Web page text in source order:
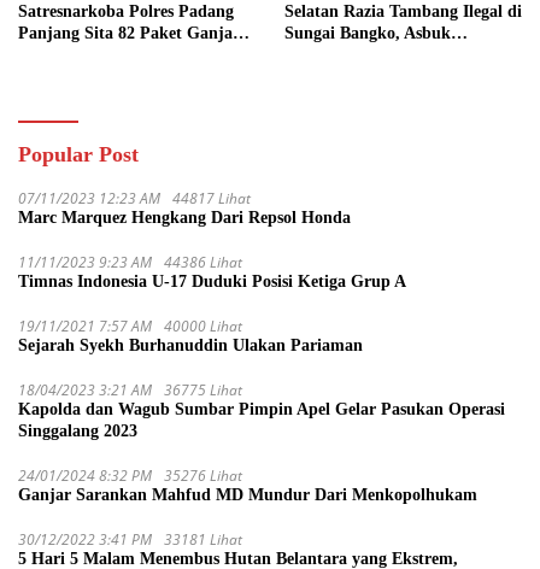
Satresnarkoba Polres Padang
Panjang Sita 82 Paket Ganja
Selatan Razia Tambang Ilegal di
Sungai Bangko, Asbuk
Popular Post
07/11/2023 12:23 AM 44817 Lihat
Marc Marquez Hengkang Dari Repsol Honda
11/11/2023 9:23 AM 44386 Lihat
Timnas Indonesia U-17 Duduki Posisi Ketiga Grup A
19/11/2021 7:57 AM 40000 Lihat
Sejarah Syekh Burhanuddin Ulakan Pariaman
18/04/2023 3:21 AM 36775 Lihat
Kapolda dan Wagub Sumbar Pimpin Apel Gelar Pasukan Operasi
Singgalang 2023
24/01/2024 8:32 PM 35276 Lihat
Ganjar Sarankan Mahfud MD Mundur Dari Menkopolhukam
30/12/2022 3:41 PM 33181 Lihat
5 Hari 5 Malam Menembus Hutan Belantara yang Ekstrem,